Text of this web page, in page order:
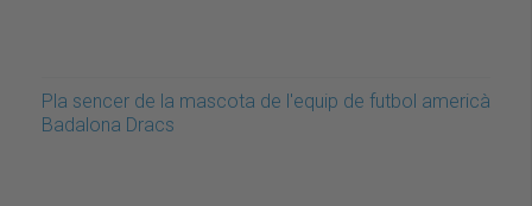
Pla sencer de la mascota de l'equip de futbol americà
Badalona Dracs